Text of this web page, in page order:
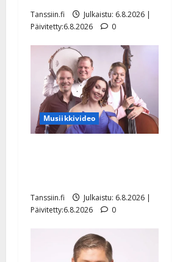
Tanssiin.fi
Julkaistu: 6.8.2026 |
Päivitetty:6.8.2026
0
Musiikkivideo
Tanssiin.fi
Julkaistu: 6.8.2026 |
Päivitetty:6.8.2026
0